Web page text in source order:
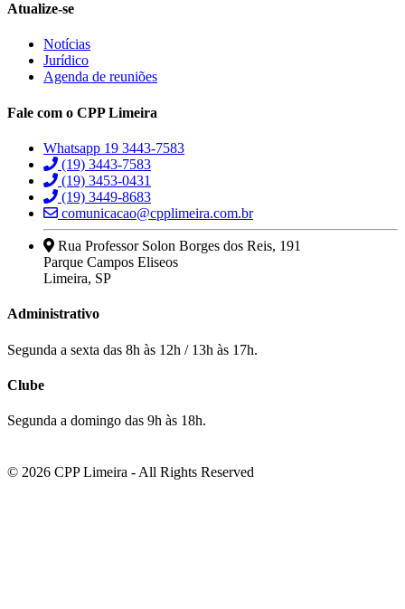
Atualize-se
Notícias
Jurídico
Agenda de reuniões
Fale com o CPP Limeira
Whatsapp 19 3443-7583
(19) 3443-7583
(19) 3453-0431
(19) 3449-8683
comunicacao@cpplimeira.com.br
Rua Professor Solon Borges dos Reis, 191
Parque Campos Eliseos
Limeira, SP
Administrativo
Segunda a sexta das 8h às 12h / 13h às 17h.
Clube
Segunda a domingo das 9h às 18h.
© 2026 CPP Limeira - All Rights Reserved